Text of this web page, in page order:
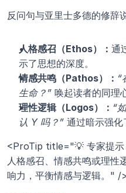
反问句与亚里士多德的修辞
人格感召（Ethos）： 通
示了思想的深度。
情感共鸣（Pathos）： “
生命？” 唤起读者的同理
理性逻辑（Logos）： “
认 Y 吗？” 通过暗示强化
<ProTip title="💡 专家提
人格感召、情感共鸣或理性
响力，平衡情感与逻辑。" /